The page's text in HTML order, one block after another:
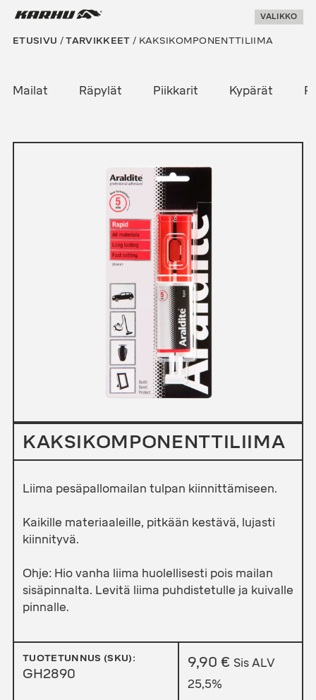
Suoraan
Karhu Pesis VALIKKO
ETUSIVU /TARVIKKEET / KAKSIKOMPONENTTILIIMA
Mailat Räpylät Piikkarit Kypärät
KAKSIKOMPONENTTILIIMA
Liima pesäpallomailan tulpan kiinnittämiseen.
Kaikille materiaaleille, pitkään kestävä, lujasti
kiinnityvä.
Ohje: Hio vanha liima huolellisesti pois mailan
sisäpinnalta. Levitä liima puhdistetulle ja kuivalle
pinnalle.
TUOTETUNNUS (SKU):
GH2890
9,90 € Sis ALV
25,5%